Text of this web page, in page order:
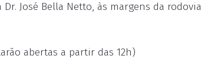
José Bella Netto, às margens da
abertas a partir das 12h)